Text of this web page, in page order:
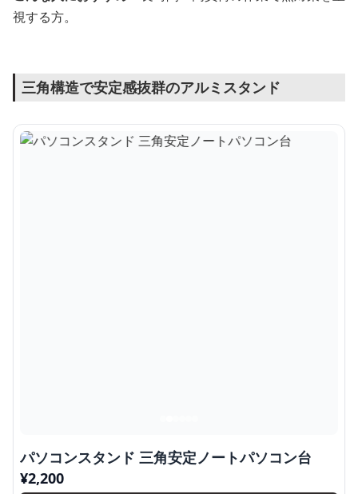
視する方。
三角構造で安定感抜群のアルミスタンド
パソコンスタンド 三角安定ノートパソコン台
¥2,200